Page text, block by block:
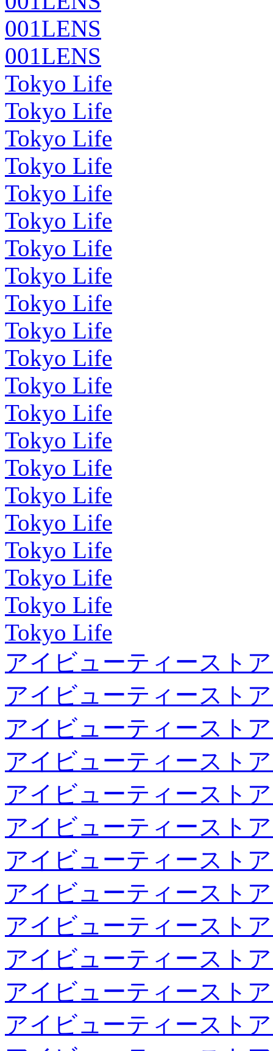
001LENS
001LENS
Tokyo Life
Tokyo Life
Tokyo Life
Tokyo Life
Tokyo Life
Tokyo Life
Tokyo Life
Tokyo Life
Tokyo Life
Tokyo Life
Tokyo Life
Tokyo Life
Tokyo Life
Tokyo Life
Tokyo Life
Tokyo Life
Tokyo Life
Tokyo Life
Tokyo Life
Tokyo Life
Tokyo Life
アイビューティースト
アイビューティースト
アイビューティースト
アイビューティースト
アイビューティースト
アイビューティースト
アイビューティースト
アイビューティースト
アイビューティースト
アイビューティースト
アイビューティースト
アイビューティースト